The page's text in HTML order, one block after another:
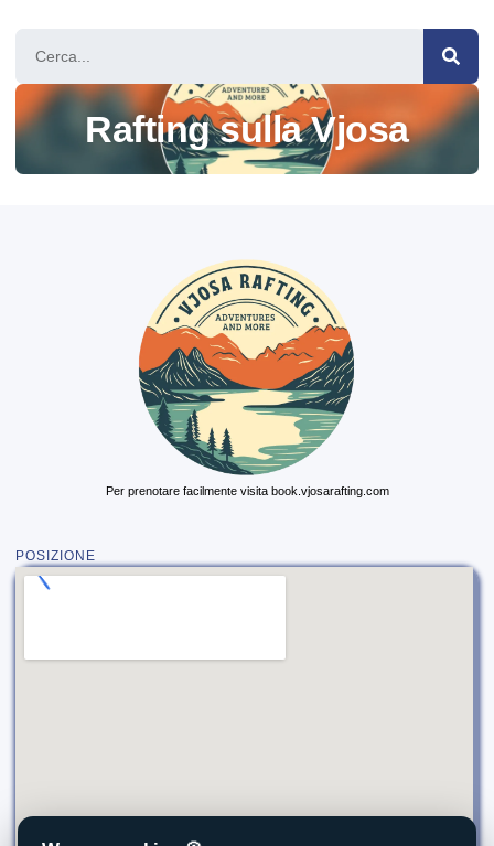
Rafting sulla Vjosa
Per prenotare facilmente visita book.vjosarafting.com
POSIZIONE